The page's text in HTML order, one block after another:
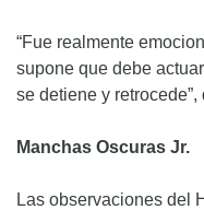
“Fue realmente
supone que debe
se detiene y retrocede”,
Manchas Oscuras Jr.
Las observaciones del